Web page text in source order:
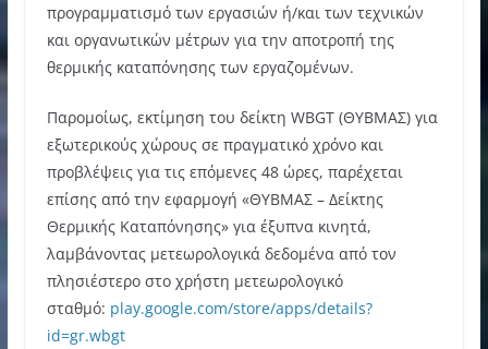
προγραμματισμό των εργασιών ή/και των τεχνικών
και οργανωτικών μέτρων για την αποτροπή της
θερμικής καταπόνησης των εργαζομένων.
Παρομοίως, εκτίμηση του δείκτη WBGT (ΘΥΒΜΑΣ) για
εξωτερικούς χώρους σε πραγματικό χρόνο και
προβλέψεις για τις επόμενες 48 ώρες, παρέχεται
επίσης από την εφαρμογή «ΘΥΒΜΑΣ – Δείκτης
Θερμικής Καταπόνησης» για έξυπνα κινητά,
λαμβάνοντας μετεωρολογικά δεδομένα από τον
πλησιέστερο στο χρήστη μετεωρολογικό
σταθμό: play.google.com/store/apps/details?
id=gr.wbgt